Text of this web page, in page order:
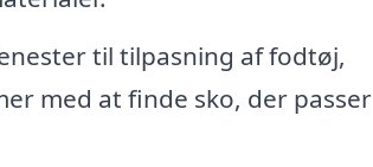
til tilpasning af fodtøj,
med at finde sko, der passer